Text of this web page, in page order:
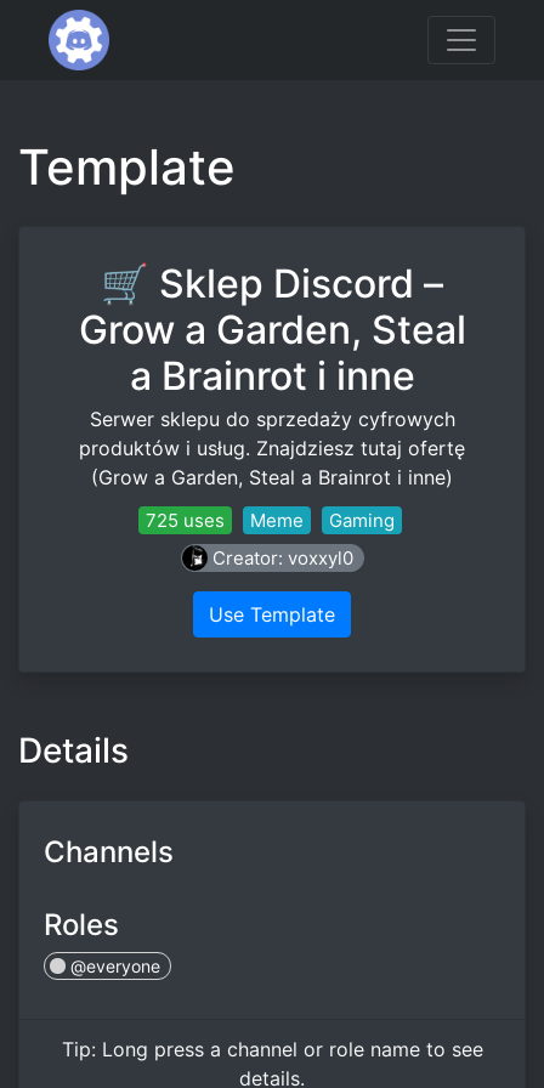
Template
🛒 Sklep Discord –
Grow a Garden, Steal
a Brainrot i inne
Serwer sklepu do sprzedaży cyfrowych
produktów i usług. Znajdziesz tutaj ofertę
(Grow a Garden, Steal a Brainrot i inne)
725 uses Meme
Gaming
Creator: voxxyl0
Use Template
Details
Channels
Roles
@everyone
Tip: Long pressa channel or role name to see
details.